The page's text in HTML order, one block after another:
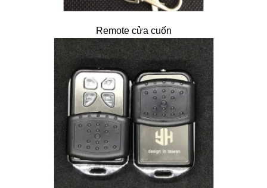
Remote cửa cuốn